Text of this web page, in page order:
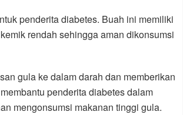
penderita diabetes. Buah ini memiliki
rendah sehingga aman dikonsumsi
gula ke dalam darah dan memberikan
penderita diabetes dalam
mengonsumsi makanan tinggi gula.